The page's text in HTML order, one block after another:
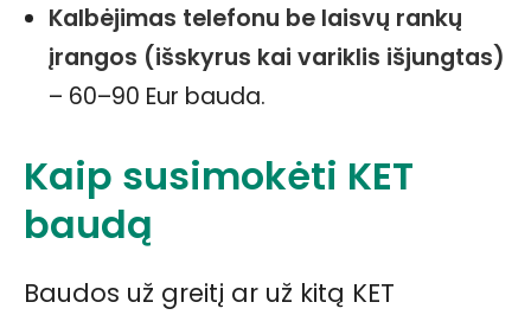
Kalbėjimas telefonu be laisvų rankų
įrangos (išskyrus kai variklis išjungtas)
– 60–90 Eur bauda.
Kaip susimokėti KET
baudą
Baudos už greitį ar už kitą KET